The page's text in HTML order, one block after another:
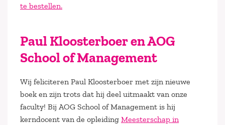
te bestellen.
Paul Kloosterboer en AOG
School of Management
Wij feliciteren Paul Kloosterboer met zijn nieuwe
boek en zijn trots dat hij deel uitmaakt van onze
faculty! Bij AOG School of Management is hij
kerndocent van de opleiding Meesterschap in